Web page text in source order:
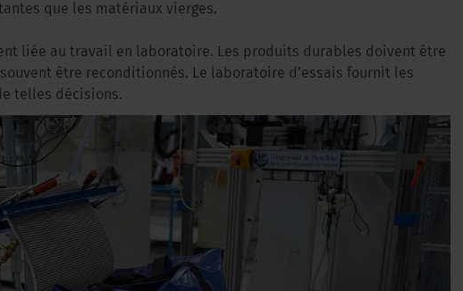
que les matériaux vierges.
liée au travail en laboratoire. Les produits durables doivent être
être reconditionnés. Le laboratoire d’essais fournit les
telles décisions.